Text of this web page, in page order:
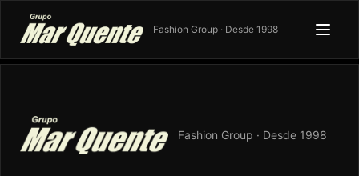
Fashion Group · Desde 1998
Fashion Group · Desde 1998